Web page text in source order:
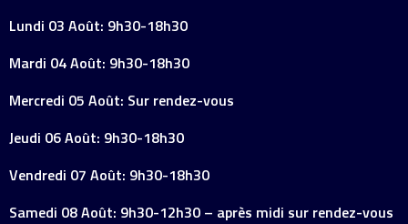
Lundi 03 Août: 9h30-18h30
Mardi 04 Août: 9h30-18h30
Mercredi 05 Août: Sur rendez-vous
Jeudi 06 Août: 9h30-18h30
Vendredi 07 Août: 9h30-18h30
Samedi 08 Août: 9h30-12h30 – après midi sur rendez-vous